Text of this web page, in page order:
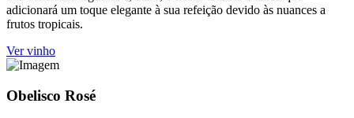
adicionará um toque elegante à sua refeição devido às nuances a
frutos tropicais.
Ver vinho
Obelisco Rosé